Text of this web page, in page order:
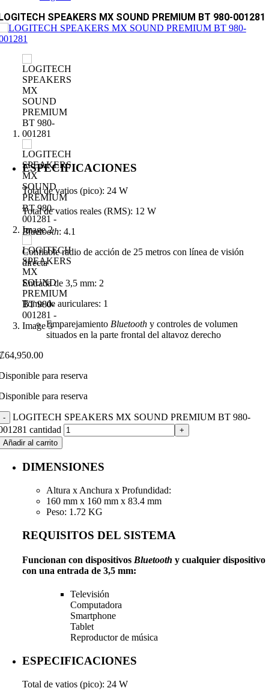
SPEAKERS MX SOUND PREMIUM BT 980-001281
ESPECIFICACIONES
Total de vatios (pico): 24 W
Total de vatios reales (RMS): 12 W
Bluetooth: 4.1
Confiable radio de acción de 25 metros con línea de visión
directa
Entrada de 3,5 mm: 2
Toma de auriculares: 1
EmparejamientoBluetooth y controles de volumen
situados en la parte frontal del altavoz derecho
64,950.00
para reserva
para reserva
LOGITECH SPEAKERS MX SOUND PREMIUM BT 980-
cantidad
Añadir al carrito
DIMENSIONES
Altura x Anchura x Profundidad:
160 mm x 160 mm x 83.4 mm
Peso: 1.72 KG
REQUISITOS DEL SISTEMA
Funcionan con dispositivos Bluetooth y cualquier dispositivo
con una entrada de 3,5 mm:
Televisión
Computadora
Smartphone
Tablet
Reproductor de música
ESPECIFICACIONES
Total de vatios (pico): 24 W